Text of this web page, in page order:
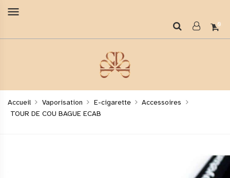
menu
0
Accueil Vaporisation E-cigarette
Accessoires
TOUR DE COU BAGUE ECAB